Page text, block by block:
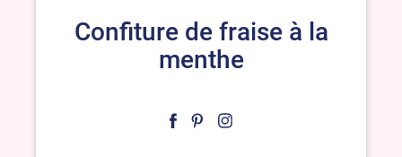
Confiture de fraise à la
menthe